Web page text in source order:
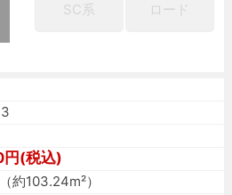
SC系 ロード
(税込)
約103.24m²）